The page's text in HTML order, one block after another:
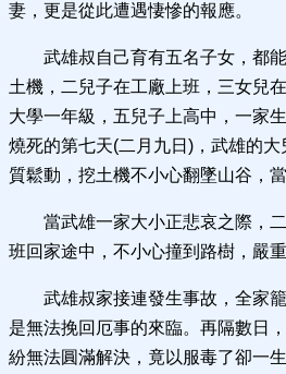
妻，更是從此遭遇悽慘的報應。
武雄叔自己育有五名子女，都
土機，二兒子在工廠上班，三女兒
大學一年級，五兒子上高中，一家
燒死的第七天(二月九日)，武雄的
質鬆動，挖土機不小心翻墜山谷，當
當武雄一家大小正悲哀之際，
班回家途中，不小心撞到路樹，嚴
武雄叔家接連發生事故，全家
是無法挽回厄事的來臨。再隔數日
紛無法圓滿解決，竟以服毒了卻一